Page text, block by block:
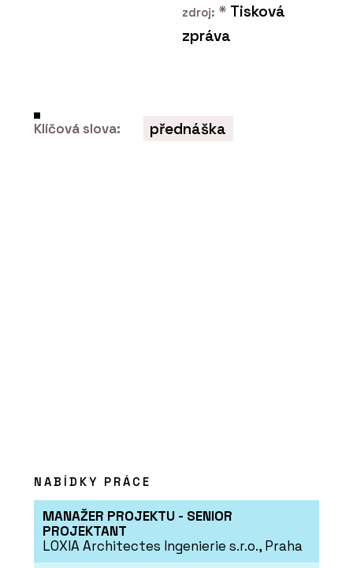
zdroj: * Tisková
zpráva
Klíčová slova: přednáška
NABÍDKY PRÁCE
MANAŽER PROJEKTU - SENIOR
PROJEKTANT
LOXIA Architectes Ingenierie s.r.o., Praha